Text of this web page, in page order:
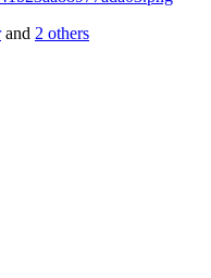
and 2 others